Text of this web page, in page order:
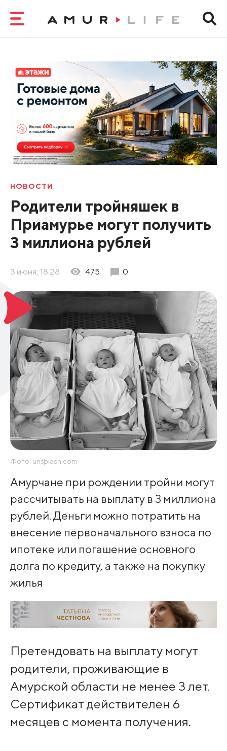
НОВОСТИ
Родители тройняшек в
Приамурье могут получить
3 миллиона рублей
3 июня, 18:28 475 0
Фото: unsplash.com
Амурчане при рождении тройни могут
рассчитывать на выплату в 3 миллиона
рублей. Деньги можно потратить на
внесение первоначального взноса по
ипотеке или погашение основного
долга по кредиту, а также на покупку
жилья
Претендовать на выплату могут
родители, проживающие в
Амурской области не менее 3 лет.
Сертификат действителен 6
месяцев с момента получения.